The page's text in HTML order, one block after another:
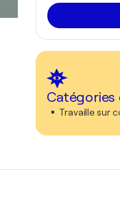
Catégories
Travaille sur